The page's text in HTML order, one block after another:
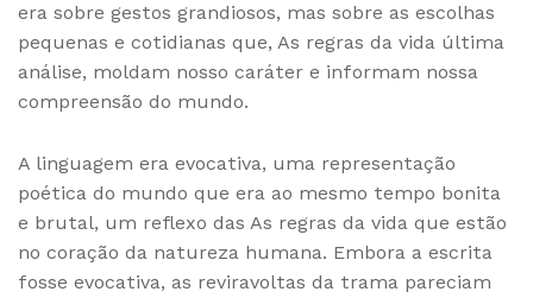
era sobre gestos grandiosos, mas sobre as escolhas
pequenas e cotidianas que, As regras da vida última
análise, moldam nosso caráter e informam nossa
compreensão do mundo.
A linguagem era evocativa, uma representação
poética do mundo que era ao mesmo tempo bonita
e brutal, um reflexo das As regras da vida que estão
no coração da natureza humana. Embora a escrita
fosse evocativa, as reviravoltas da trama pareciam